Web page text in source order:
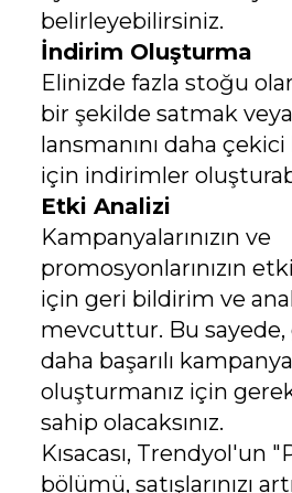
belirleyebilirsiniz.
İndirim Oluşturma
Elinizde fazla stoğu
bir şekilde satmak
lansmanını daha
için indirimler
Etki Analizi
Kampanyalarınızın ve
promosyonlarınızın
için geri bildirim ve
mevcuttur. Bu
daha başarılı
oluşturmanız için
sahip olacaksınız.
Kısacası, Trendyol'un
bölümü, satışlarınızı